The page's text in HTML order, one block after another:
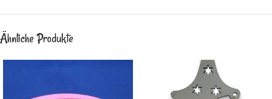
Ähnliche Produkte